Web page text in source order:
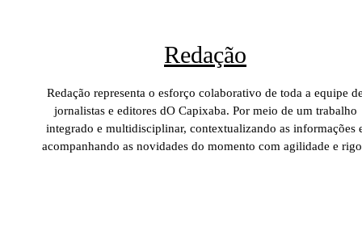
Redação
Redação representa o esforço colaborativo de toda a equipe
jornalistas e editores dO Capixaba. Por meio de um trabalho
integrado e multidisciplinar, contextualizando as informações
acompanhando as novidades do momento com agilidade e